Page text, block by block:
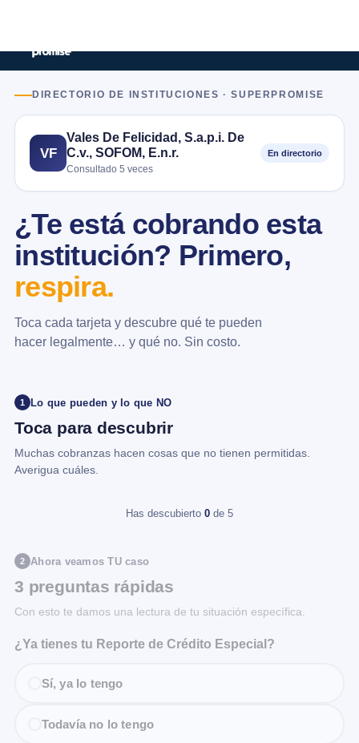
DIRECTORIO DE INSTITUCIONES · SUPERPROMISE
VF
Vales De Felicidad, S.a.p.i. De
C.v., SOFOM, E.n.r.
Consultado 5 veces
En directorio
¿Te está cobrando esta
institución? Primero,
respira.
Toca cada tarjeta y descubre qué te pueden
hacer legalmente… y qué no. Sin costo.
1 Lo que pueden y lo que NO
Toca para descubrir
Muchas cobranzas hacen cosas que no tienen permitidas.
Averigua cuáles.
Has descubierto 0 de 5
2 Ahora veamos TU caso
3 preguntas rápidas
Con esto te damos una lectura de tu situación específica.
¿Ya tienes tu Reporte de Crédito Especial?
Sí, ya lo tengo
Todavía no lo tengo